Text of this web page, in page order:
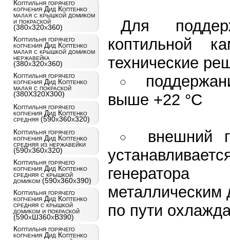
Коптильня горячего
копчения Дид Коптенко
малая с крышкой домиком
и покраской
(380x320x360)
Коптильня горячего
копчения Дид Коптенко
малая с крышкой домиком
нержавейка
(380x320x360)
Коптильня горячего
копчения Дид Коптенко
малая с покраской
(380X320X300)
Коптильня горячего
копчения Дид Коптенко
средняя (590x360x320)
Коптильня горячего
копчения Дид Коптенко
средняя из нержавейки
(590x360x320)
Коптильня горячего
копчения Дид Коптенко
средняя с крышкой
домиком (590x360x390)
Коптильня горячего
копчения Дид Коптенко
средняя с крышкой
домиком и покраской
(590хШ360хВ390)
Коптильня горячего
копчения Дид Коптенко
Для
коптильной
технические
выше +22 °C
внешний
по пути